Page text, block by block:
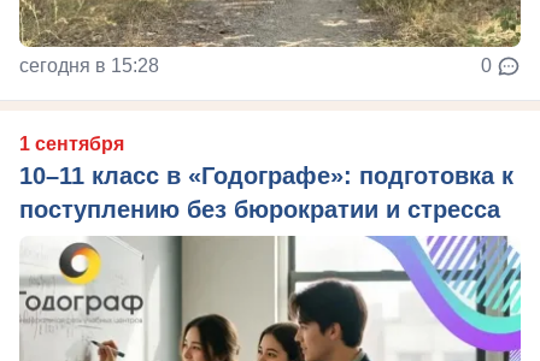
сегодня в 15:28 0
1 сентября
10–11 класс в «Годографе»: подготовка к
поступлению без бюрократии и стресса